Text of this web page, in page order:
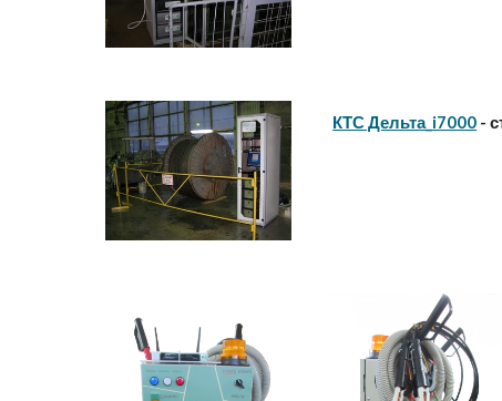
КТС Дельта_i7000 -